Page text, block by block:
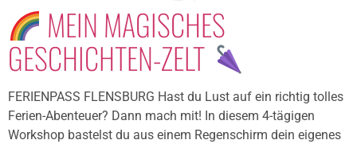
MEIN MAGISCHES
GESCHICHTEN-ZELT
FERIENPASS FLENSBURG Hast du Lust auf ein richtig tolles
Ferien-Abenteuer? Dann mach mit! In diesem 4-tägigen
Workshop bastelst du aus einem Regenschirm dein eigenes